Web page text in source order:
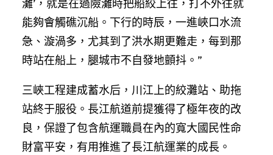
灘’，就是在過險灘時把船絞上往，打不外往就
能夠會觸礁沉船。下行的時辰，一進峽口水流
急、漩渦多，尤其到了洪水期更難走，每到那
時站在船上，腿城市不自發地顫抖。”
三峽工程建成蓄水后，川江上的絞灘站、助拖
站終于服役。長江航道前提獲得了極年夜的改
良，保證了包含航運職員在內的寬大國民性命
財富平安，有用推進了長江航運業的成長。